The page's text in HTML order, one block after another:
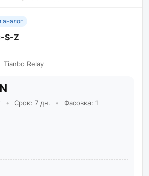
аналог
S-Z
Tianbo Relay
• Срок: 7 дн. •
Фасовка: 1